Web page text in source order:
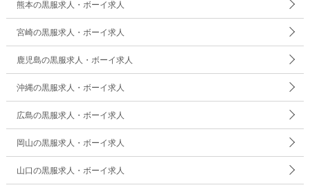
熊本の黒服求人・ボーイ求人
宮崎の黒服求人・ボーイ求人
鹿児島の黒服求人・ボーイ求人
沖縄の黒服求人・ボーイ求人
広島の黒服求人・ボーイ求人
岡山の黒服求人・ボーイ求人
山口の黒服求人・ボーイ求人